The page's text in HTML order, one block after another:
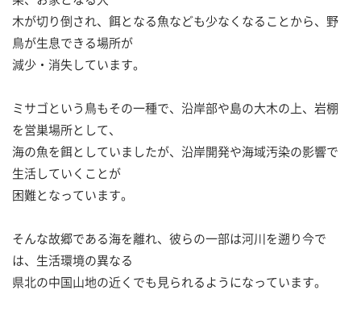
木が切り倒され、餌となる魚なども少なくなることから、野
鳥が生息できる場所が
減少・消失しています。
ミサゴという鳥もその一種で、沿岸部や島の大木の上、岩棚
を営巣場所として、
海の魚を餌としていましたが、沿岸開発や海域汚染の影響で
生活していくことが
困難となっています。
そんな故郷である海を離れ、彼らの一部は河川を遡り今で
は、生活環境の異なる
県北の中国山地の近くでも見られるようになっています。